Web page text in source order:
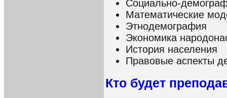
Социально-
Математические
Этнодемография
Экономика
История населения
Правовые аспекты
Кто будет